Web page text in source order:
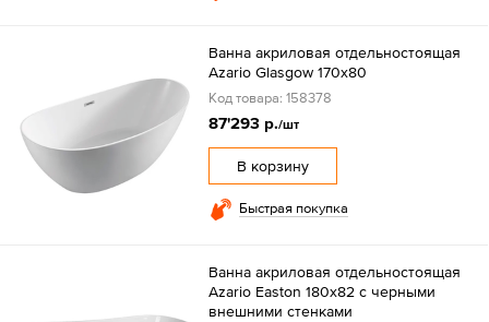
Ванна акриловая отдельностоящая
Azario Glasgow 170x80
Код товара: 158378
87'293 р./шт
В корзину
Быстрая покупка
Ванна акриловая отдельностоящая
Azario Easton 180x82 с черными
внешними стенками